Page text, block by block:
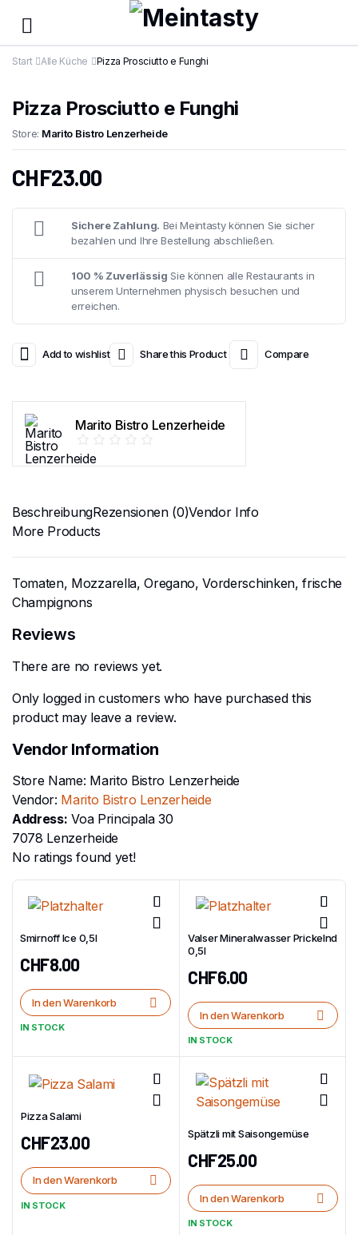
Start Alle Küche Pizza Prosciutto e Funghi
Pizza Prosciutto e Funghi
Store: Marito Bistro Lenzerheide
CHF23.00
Sichere Zahlung. Bei Meintasty können Sie sicher
bezahlen und Ihre Bestellung abschließen.
100 % Zuverlässig Sie können alle Restaurants in
unserem Unternehmen physisch besuchen und
erreichen.
Add to wishlist Share this Product Compare
Marito Bistro Lenzerheide
BeschreibungRezensionen (0)Vendor Info
More Products
Tomaten, Mozzarella, Oregano, Vorderschinken, frische
Champignons
Reviews
There are no reviews yet.
Only logged in customers who have purchased this
product may leave a review.
Vendor Information
Store Name: Marito Bistro Lenzerheide
Vendor: Marito Bistro Lenzerheide
Address: Voa Principala 30
7078 Lenzerheide
No ratings found yet!
Smirnoff Ice 0,5l
CHF8.00
In den Warenkorb
IN STOCK
Valser Mineralwasser Prickelnd
0,5l
CHF6.00
In den Warenkorb
IN STOCK
Pizza Salami
CHF23.00
In den Warenkorb
IN STOCK
Spätzli mit Saisongemüse
CHF25.00
In den Warenkorb
IN STOCK